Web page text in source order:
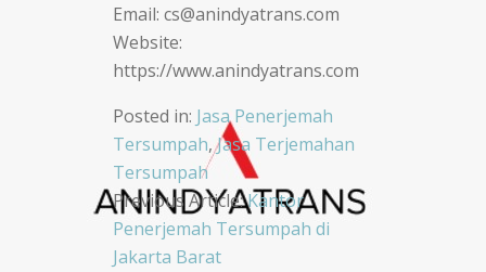
Email: cs@anindyatrans.com
Website:
https://www.anindyatrans.com
Posted in: Jasa Penerjemah
Tersumpah,Jasa Terjemahan
Tersumpah
Post
navigation
Previous Article:Kantor
Penerjemah Tersumpah di
Jakarta Barat